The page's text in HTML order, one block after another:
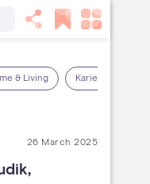
& Living Karier & Keuangan
26 March 2025